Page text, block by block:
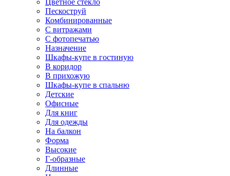
Цветное стекло
Пескоструй
Комбинированные
С витражами
С фотопечатью
Назначение
Шкафы-купе в гостиную
В коридор
В прихожую
Шкафы-купе в спальню
Детские
Офисные
Для книг
Для одежды
На балкон
Форма
Высокие
Г-образные
Длинные